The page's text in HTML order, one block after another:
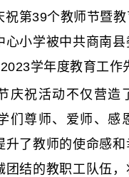
祝第39个教师节暨
心小学被中共商南
学年度教育工作
祝活动不仅营造
们尊师、爱师、感
升了教师的使命感
团结的教职工队伍